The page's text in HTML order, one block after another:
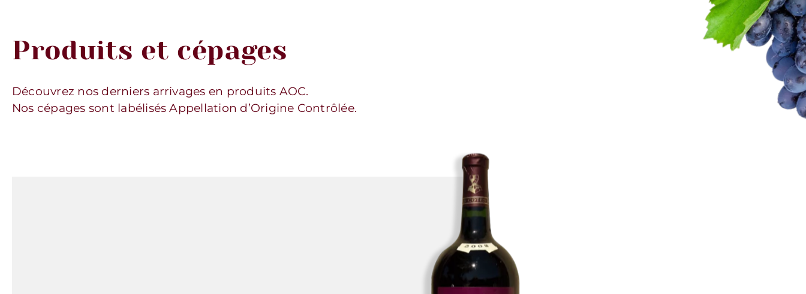
Produits et cépages
Découvrez nos derniers arrivages en produits AOC.
Nos cépages sont labélisés Appellation d’Origine Contrôlée.